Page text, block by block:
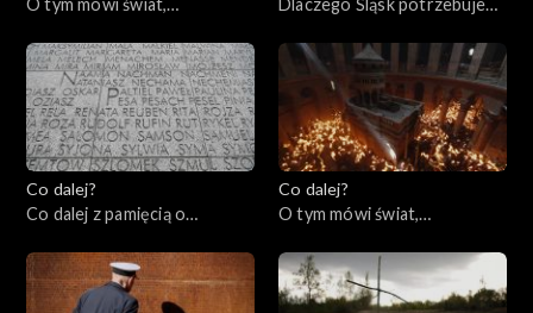
Co dalej?
Co dalej z pamięcią o
powstania w getcie
warszawskim, 18.04.2023
Co dalej?
O tym mówi świat,